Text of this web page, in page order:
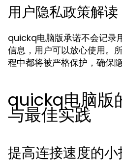
用户隐私政策解读
quickq电脑版承诺不会记录
信息，用户可以放心使用。
程中都将被严格保护，确保
quickq电脑版
与最佳实践
提高连接速度的小